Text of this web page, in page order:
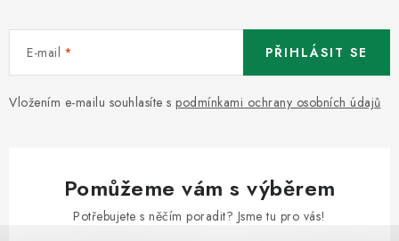
E-mail
Vložením e-mailu souhlasíte s podmínkami ochrany osobních údajů
PŘIHLÁSIT SE
Pomůžeme vám s výběrem
Potřebujete s něčím poradit? Jsme tu pro vás!